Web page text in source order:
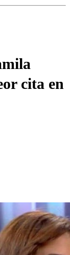
cita en